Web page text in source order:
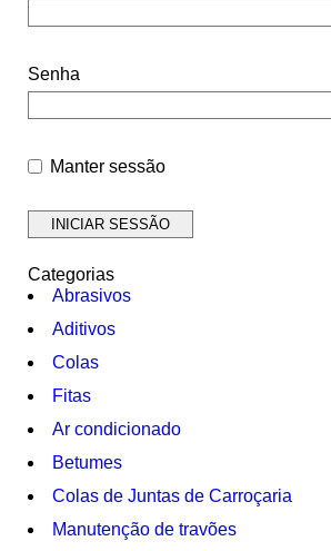
Senha
Manter sessão
Categorias
Abrasivos
Aditivos
Colas
Fitas
Ar condicionado
Betumes
Colas de Juntas de Carroçaria
Manutenção de travões